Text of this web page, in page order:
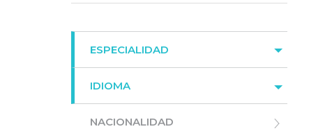
ESPECIALIDAD
IDIOMA
NACIONALIDAD